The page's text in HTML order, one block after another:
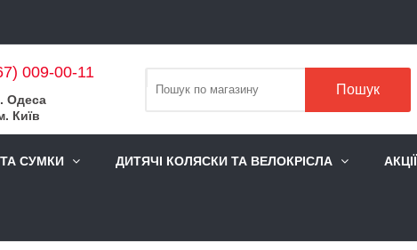
009-00-11
Одеса
Київ
Пошук
СУМКИ ДИТЯЧІ КОЛЯСКИ ТА ВЕЛОКРІСЛА АКЦІЇ